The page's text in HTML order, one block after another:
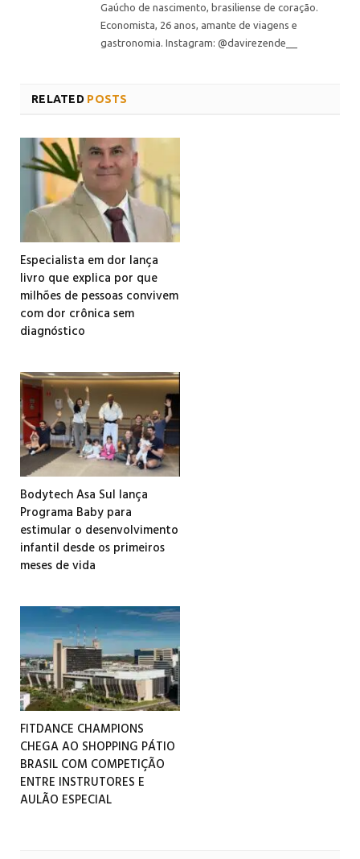
Gaúcho de nascimento, brasiliense de coração.
Economista, 26 anos, amante de viagens e
gastronomia. Instagram: @davirezende__
RELATED POSTS
Especialista em dor lança
livro que explica por que
milhões de pessoas convivem
com dor crônica sem
diagnóstico
Bodytech Asa Sul lança
Programa Baby para
estimular o desenvolvimento
infantil desde os primeiros
meses de vida
FITDANCE CHAMPIONS
CHEGA AO SHOPPING PÁTIO
BRASIL COM COMPETIÇÃO
ENTRE INSTRUTORES E
AULÃO ESPECIAL